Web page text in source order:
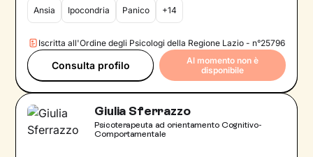
Ansia Ipocondria Panico +14
Iscritta all'Ordine degli Psicologi della Regione Lazio - n°25796
Consulta profilo
Al momento non è
disponibile
Giulia Sferrazzo
Psicoterapeuta ad orientamento Cognitivo-
Comportamentale